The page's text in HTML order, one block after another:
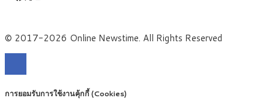
© 2017-2026 Online Newstime. All Rights Reserved
การยอมรับการใช้งานคุ้กกี้ (Cookies)